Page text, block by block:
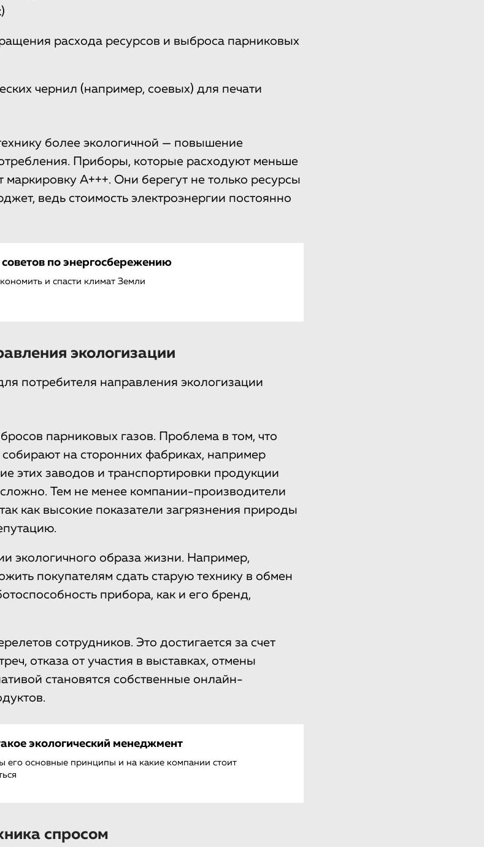
расхода ресурсов и выброса парниковых
чернил (например, соевых) для печати
более экологичной — повышение
Приборы, которые расходуют меньше
маркировку А+++. Они берегут не только ресурсы
ведь стоимость электроэнергии постоянно
советов по энергосбережению
и спасти климат Земли
экологизации
потребителя направления экологизации
парниковых газов. Проблема в том, что
на сторонних фабриках, например
этих заводов и транспортировки продукции
Тем не менее компании-производители
как высокие показатели загрязнения природы
экологичного образа жизни. Например,
покупателям сдать старую технику в обмен
прибора, как и его бренд,
сотрудников. Это достигается за счет
отказа от участия в выставках, отмены
становятся собственные онлайн-
экологический менеджмент
его основные принципы и на какие компании стоит
спросом